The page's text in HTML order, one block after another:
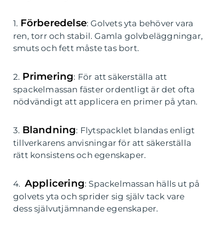
1. Förberedelse: Golvets yta behöver vara
ren, torr och stabil. Gamla golvbeläggningar,
smuts och fett måste tas bort.
2. Primering: För att säkerställa att
spackelmassan fäster ordentligt är det ofta
nödvändigt att applicera en primer på ytan.
3. Blandning: Flytspacklet blandas enligt
tillverkarens anvisningar för att säkerställa
rätt konsistens och egenskaper.
4. Applicering: Spackelmassan hälls ut på
golvets yta och sprider sig själv tack vare
dess självutjämnande egenskaper.